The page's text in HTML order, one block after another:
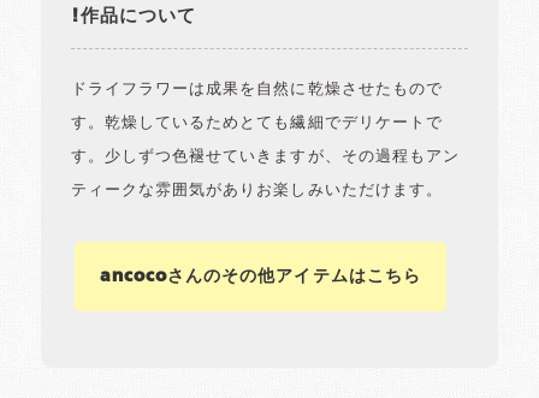
!作品について
ドライフラワーは成果を自然に乾燥させたもので
す。乾燥しているためとても繊細でデリケートで
す。少しずつ色褪せていきますが、その過程もアン
ティークな雰囲気がありお楽しみいただけます。
ancocoさんのその他アイテムはこちら